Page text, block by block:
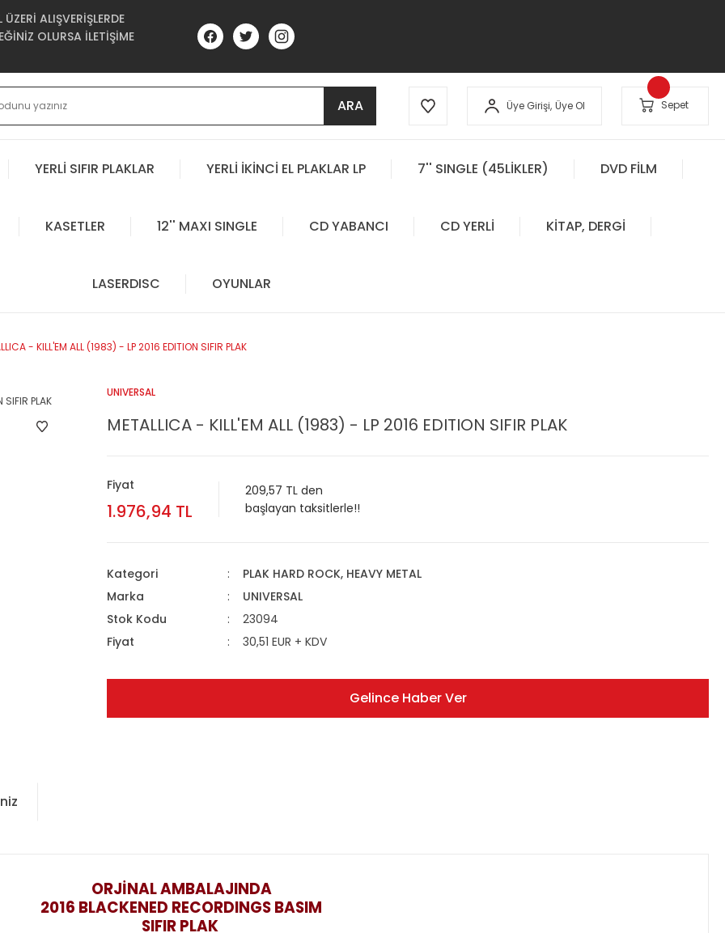
ALIŞVERİŞLERDE
OLURSA İLETİŞİME
ARA Üye Girişi, Üye Ol Sepet
YERLİ SIFIR PLAKLAR YERLİ İKİNCİ EL PLAKLAR LP 7'' SINGLE (45LİKLER) DVD FİLM
KASETLER 12'' MAXI SINGLE CD YABANCI CD YERLİ KİTAP, DERGİ
LASERDISC OYUNLAR
- KILL'EM ALL (1983) - LP 2016 EDITION SIFIR PLAK
UNIVERSAL
METALLICA - KILL'EM ALL (1983) - LP 2016 EDITION SIFIR PLAK
Fiyat
1.976,94 TL
209,57 TL den
başlayan taksitlerle!!
Kategori
PLAK HARD ROCK, HEAVY METAL
Marka
UNIVERSAL
Stok Kodu
23094
Fiyat
30,51 EUR + KDV
Gelince Haber Ver
ORJİNAL AMBALAJINDA
2016 BLACKENED RECORDINGS BASIM
SIFIR PLAK